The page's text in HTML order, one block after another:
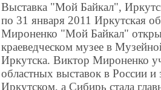
Выставка "Мой Байкал",
по 31 января 2011 Иркутская
Мироненко "Мой Байкал"
краеведческом музее в
Иркутска. Виктор Мироненко
областных выставок в России
Иркутском, а Сибирь стала